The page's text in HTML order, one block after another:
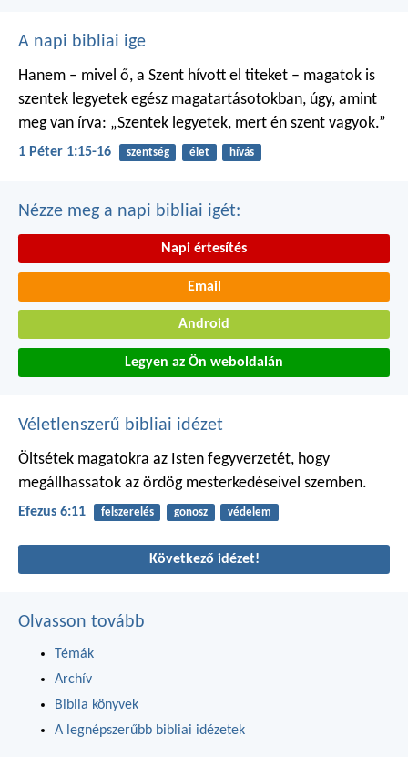
A napi bibliai ige
Hanem – mivel ő, a Szent hívott el titeket – magatok is
szentek legyetek egész magatartásotokban, úgy, amint
meg van írva: „Szentek legyetek, mert én szent vagyok.”
1 Péter 1:15-16 szentség élet hívás
Nézze meg a napi bibliai igét:
Napi értesítés
Email
Android
Legyen az Ön weboldalán
Véletlenszerű bibliai idézet
Öltsétek magatokra az Isten fegyverzetét, hogy
megállhassatok az ördög mesterkedéseivel szemben.
Efezus 6:11 felszerelés gonosz védelem
Következő idézet!
Olvasson tovább
Témák
Archív
Biblia könyvek
A legnépszerűbb bibliai idézetek